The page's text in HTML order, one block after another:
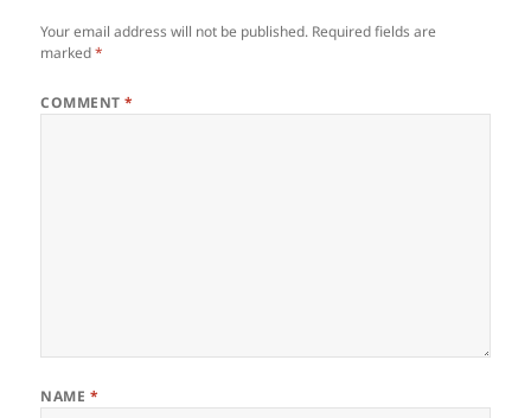
Your email address will not be published. Required fields are
marked*
COMMENT*
NAME *